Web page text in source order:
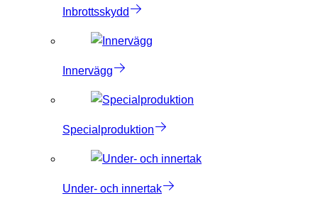
Inbrottsskydd
Innervägg
Specialproduktion
Under- och innertak